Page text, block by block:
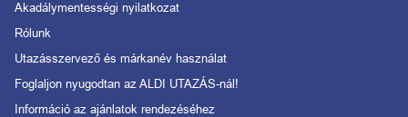
Akadálymentességi nyilatkozat
Rólunk
Utazásszervező és márkanév használat
Foglaljon nyugodtan az ALDI UTAZÁS-nál!
Információ az ajánlatok rendezéséhez